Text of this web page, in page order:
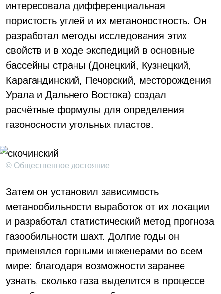
интересовала дифференциальная
пористость углей и их метаноностность. Он
разработал методы исследования этих
свойств и в ходе экспедиций в основные
бассейны страны (Донецкий, Кузнецкий,
Карагандинский, Печорский, месторождения
Урала и Дальнего Востока) создал
расчётные формулы для определения
газоносности угольных пластов.
© Общественное достояние
Затем он установил зависимость
метанообильности выработок от их локации
и разработал статистический метод прогноза
газообильности шахт. Долгие годы он
применялся горными инженерами во всем
мире: благодаря возможности заранее
узнать, сколько газа выделится в процессе